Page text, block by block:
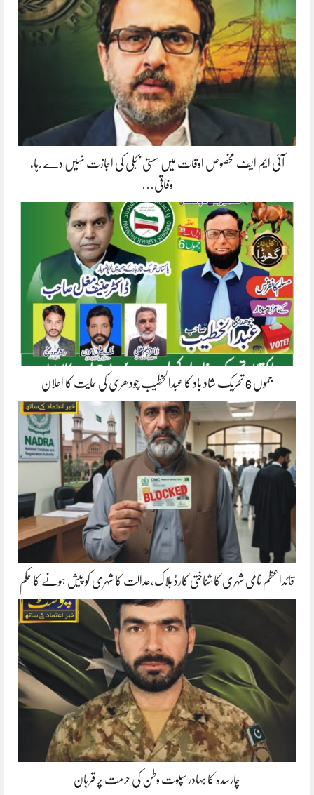
آئی ایم ایف مخصوص اوقات میں سستی بجلی کی اجازت نہیں دے رہا،
وفاقی…
جموں 6 تحریک شاد باد کا عبدالخطیب چودھری کی حمایت کا اعلان
قائداعظم نامی شہری کا شناختی کارڈ بلاک،عدالت کا شہری کو پیش ہونے کا حکم
چارسدہ کا بہادر سپوت وطن کی حرمت پر قربان